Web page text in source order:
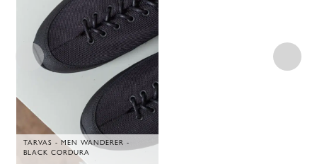
TARVAS - MEN WANDERER -
BLACK CORDURA